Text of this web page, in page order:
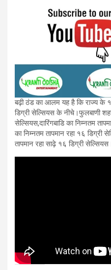
बढ़ी ठंड का आलम यह है कि राज्य के
डिग्री सेल्सियस के नीचे।फुलबाणी
सेल्सियस,दारिंगबाडि का निम्नतम
का निम्नतम तापमान रहा १६
तापमान रहा साढ़े १६ डिग्री